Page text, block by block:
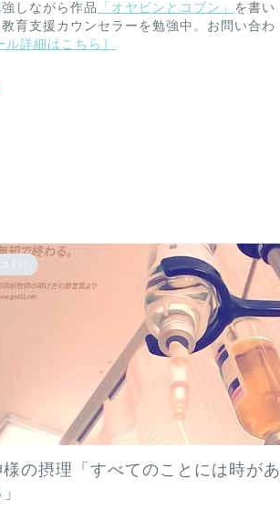
しながら作品 「オヤビンとコブン」 を書い
育支援カウンセラーを勉強中。お問い合わ
ル詳細はこちら］
コトバ
様の摂理「すべてのことには時があ